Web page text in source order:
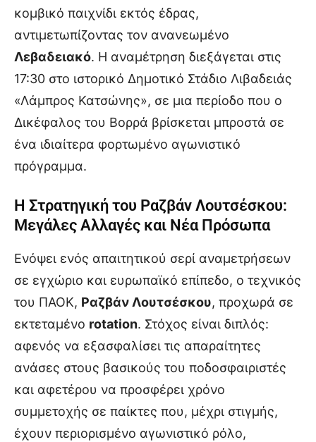
κομβικό παιχνίδι εκτός έδρας,
αντιμετωπίζοντας τον ανανεωμένο
Λεβαδειακό. Η αναμέτρηση διεξάγεται στις
17:30 στο ιστορικό Δημοτικό Στάδιο Λιβαδειάς
«Λάμπρος Κατσώνης», σε μια περίοδο που ο
Δικέφαλος του Βορρά βρίσκεται μπροστά σε
ένα ιδιαίτερα φορτωμένο αγωνιστικό
πρόγραμμα.
Η Στρατηγική του Ραζβάν Λουτσέσκου:
Μεγάλες Αλλαγές και Νέα Πρόσωπα
Ενόψει ενός απαιτητικού σερί αναμετρήσεων
σε εγχώριο και ευρωπαϊκό επίπεδο, ο τεχνικός
του ΠΑΟΚ, Ραζβάν Λουτσέσκου, προχωρά σε
εκτεταμένο rotation. Στόχος είναι διπλός:
αφενός να εξασφαλίσει τις απαραίτητες
ανάσες στους βασικούς του ποδοσφαιριστές
και αφετέρου να προσφέρει χρόνο
συμμετοχής σε παίκτες που, μέχρι στιγμής,
έχουν περιορισμένο αγωνιστικό ρόλο,